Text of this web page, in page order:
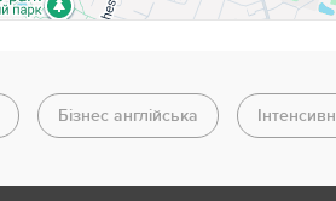
Бізнес англійська